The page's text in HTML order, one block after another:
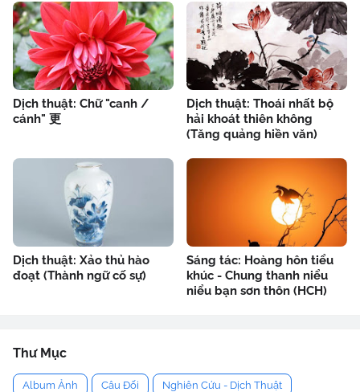
Dịch thuật: Chữ "canh /
cánh" 更
Dịch thuật: Thoái nhất bộ
hải khoát thiên không
(Tăng quảng hiền văn)
Dịch thuật: Xảo thủ hào
đoạt (Thành ngữ cố sự)
Sáng tác: Hoàng hôn tiểu
khúc - Chung thanh niểu
niểu bạn sơn thôn (HCH)
Thư Mục
Album Ảnh Câu Đối Nghiên Cứu - Dịch Thuật